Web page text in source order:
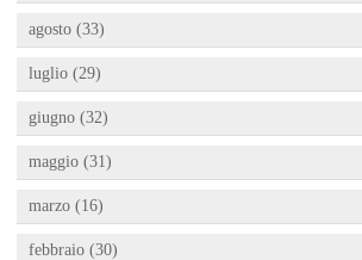
agosto (33)
luglio (29)
giugno (32)
maggio (31)
marzo (16)
febbraio (30)